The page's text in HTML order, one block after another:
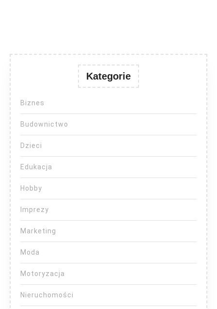
Kategorie
Biznes
Budownictwo
Dzieci
Edukacja
Hobby
Imprezy
Marketing
Moda
Motoryzacja
Nieruchomości